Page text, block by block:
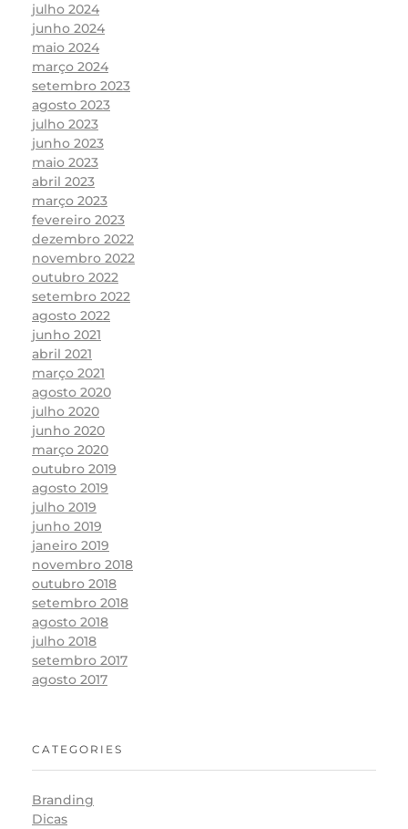
julho 2024
junho 2024
maio 2024
março 2024
setembro 2023
agosto 2023
julho 2023
junho 2023
maio 2023
abril 2023
março 2023
fevereiro 2023
dezembro 2022
novembro 2022
outubro 2022
setembro 2022
agosto 2022
junho 2021
abril 2021
março 2021
agosto 2020
julho 2020
junho 2020
março 2020
outubro 2019
agosto 2019
julho 2019
junho 2019
janeiro 2019
novembro 2018
outubro 2018
setembro 2018
agosto 2018
julho 2018
setembro 2017
agosto 2017
CATEGORIES
Branding
Dicas